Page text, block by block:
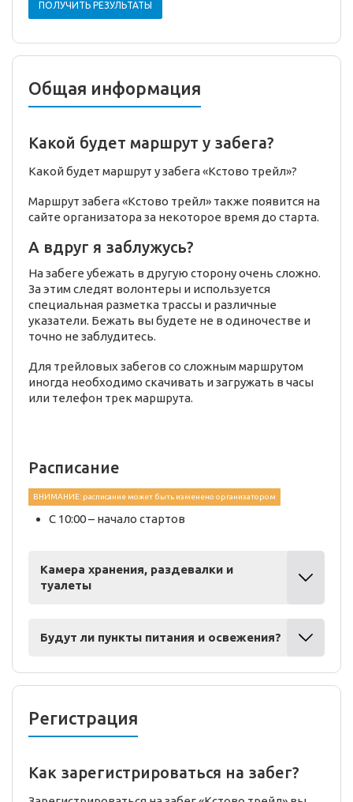
ПОЛУЧИТЬ РЕЗУЛЬТАТЫ
Общая информация
Какой будет маршрут у забега?
Какой будет маршрут у забега «Кстово трейл»?
Маршрут забега «Кстово трейл» также появится на
сайте организатора за некоторое время до старта.
А вдруг я заблужусь?
На забеге убежать в другую сторону очень сложно.
За этим следят волонтеры и используется
специальная разметка трассы и различные
указатели. Бежать вы будете не в одиночестве и
точно не заблудитесь.
Для трейловых забегов со сложным маршрутом
иногда необходимо скачивать и загружать в часы
или телефон трек маршрута.
Расписание
ВНИМАНИЕ: расписание может быть изменено организатором
С 10:00 – начало стартов
Камера хранения, раздевалки и
туалеты
Будут ли пункты питания и освежения?
Регистрация
Как зарегистрироваться на забег?